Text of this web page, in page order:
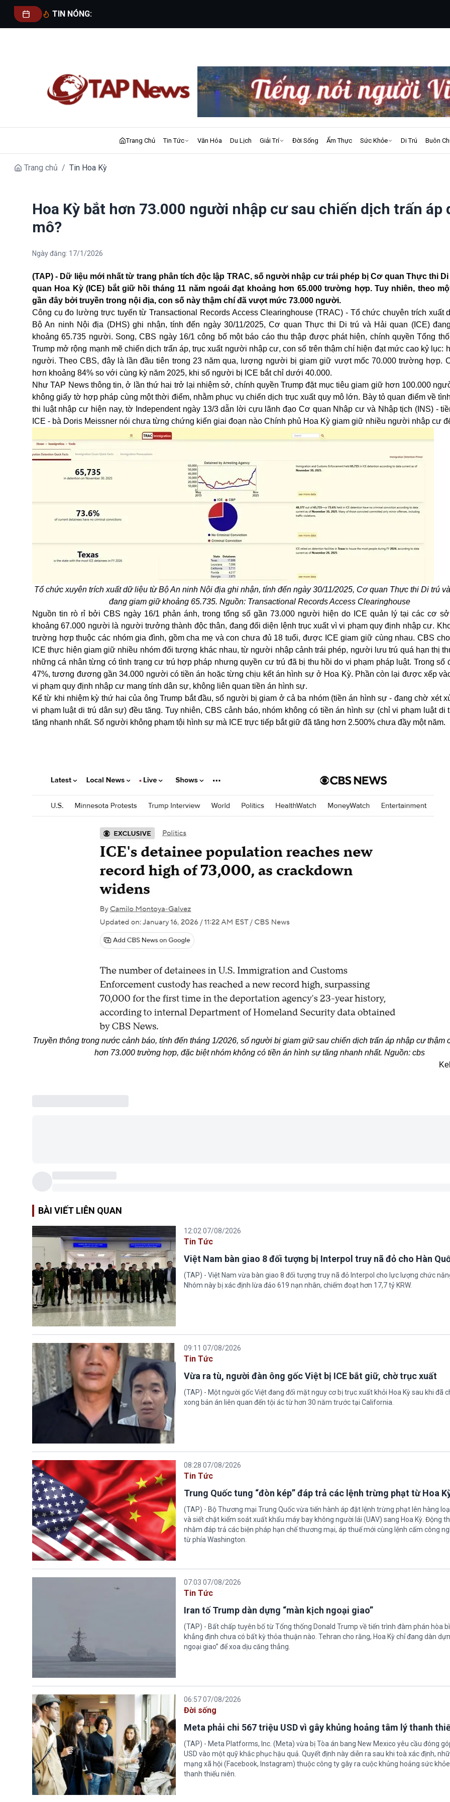
TIN NÓNG:
Trang Chủ Tin Tức Văn Hóa Du Lịch Giải Trí Đời Sống Ẩm Thực Sức Khỏe Di Trú Buôn
Trang chủ / Tin Hoa Kỳ
Hoa Kỳ bắt hơn 73.000 người nhập cư sau chiến dịch trấn áp
mô?
Ngày đăng: 17/1/2026
(TAP) - Dữ liệu mới nhất từ trang phân tích độc lập TRAC, số người nhập cư trái phép bị Cơ quan Thực thi Di
quan Hoa Kỳ (ICE) bắt giữ hồi tháng 11 năm ngoái đạt khoảng hơn 65.000 trường hợp. Tuy nhiên, theo
gần đây bởi truyền trong nội địa, con số này thậm chí đã vượt mức 73.000 người.
Công cụ đo lường trực tuyến từ Transactional Records Access Clearinghouse (TRAC) - Tổ chức chuyên trích xuất
Bộ An ninh Nội địa (DHS) ghi nhận, tính đến ngày 30/11/2025, Cơ quan Thực thi Di trú và Hải quan (ICE)
khoảng 65.735 người. Song, CBS ngày 16/1 công bố một báo cáo thu thập được phát hiện, chính quyền Tổng
Trump mở rộng mạnh mẽ chiến dịch trấn áp, trục xuất người nhập cư, con số trên thậm chí hiện đạt mức cao kỷ lục:
người. Theo CBS, đây là lần đầu tiên trong 23 năm qua, lượng người bị giam giữ vượt mốc 70.000 trường hợp.
hơn khoảng 84% so với cùng kỳ năm 2025, khi số người bị ICE bắt chỉ dưới 40.000.
Như TAP News thông tin, ở lần thứ hai trở lại nhiệm sở, chính quyền Trump đặt mục tiêu giam giữ hơn 100.000
không giấy tờ hợp pháp cùng một thời điểm, nhằm phục vụ chiến dịch trục xuất quy mô lớn. Bày tỏ quan điểm về
thi luật nhập cư hiện nay, tờ Independent ngày 13/3 dẫn lời cựu lãnh đạo Cơ quan Nhập cư và Nhập tịch (INS) -
ICE - bà Doris Meissner nói chưa từng chứng kiến giai đoạn nào Chính phủ Hoa Kỳ giam giữ nhiều người nhập cư
Tổ chức xuyên trích xuất dữ liệu từ Bộ An ninh Nội địa ghi nhận, tính đến ngày 30/11/2025, Cơ quan Thực thi Di trú
đang giam giữ khoảng 65.735. Nguồn: Transactional Records Access Clearinghouse
Nguồn tin rò rỉ bởi CBS ngày 16/1 phản ánh, trong tổng số gần 73.000 người hiện do ICE quản lý tại các cơ
khoảng 67.000 người là người trưởng thành độc thân, đang đối diện lệnh trục xuất vì vi phạm quy định nhập cư.
trường hợp thuộc các nhóm gia đình, gồm cha mẹ và con chưa đủ 18 tuổi, được ICE giam giữ cùng nhau. CBS
ICE thực hiện giam giữ nhiều nhóm đối tượng khác nhau, từ người nhập cảnh trái phép, người lưu trú quá hạn thị
những cá nhân từng có tình trạng cư trú hợp pháp nhưng quyền cư trú đã bị thu hồi do vi phạm pháp luật. Trong số
47%, tương đương gần 34.000 người có tiền án hoặc từng chịu kết án hình sự ở Hoa Kỳ. Phần còn lại được xếp
vi phạm quy định nhập cư mang tính dân sự, không liên quan tiền án hình sự.
Kể từ khi nhiệm kỳ thứ hai của ông Trump bắt đầu, số người bị giam ở cả ba nhóm (tiền án hình sự - đang chờ xét
vi phạm luật di trú dân sự) đều tăng. Tuy nhiên, CBS cảnh báo, nhóm không có tiền án hình sự (chỉ vi phạm luật di
tăng nhanh nhất. Số người không phạm tội hình sự mà ICE trực tiếp bắt giữ đã tăng hơn 2.500% chưa đầy một năm.
Truyền thông trong nước cảnh báo, tính đến tháng 1/2026, số người bị giam giữ sau chiến dịch trấn áp nhập cư thậm
hơn 73.000 trường hợp, đặc biệt nhóm không có tiền án hình sự tăng nhanh nhất. Nguồn: cbs
BÀI VIẾT LIÊN QUAN
12:02 07/08/2026
Tin Tức
Việt Nam bàn giao 8 đối tượng bị Interpol truy nã đỏ cho Hàn
(TAP) - Việt Nam vừa bàn giao 8 đối tượng truy nã đỏ Interpol cho lực lượng chức
Nhóm này bị xác định lừa đảo 619 nạn nhân, chiếm đoạt hơn 17,7 tỷ KRW.
09:11 07/08/2026
Tin Tức
Vừa ra tù, người đàn ông gốc Việt bị ICE bắt giữ, chờ trục xuất
(TAP) - Một người gốc Việt đang đối mặt nguy cơ bị trục xuất khỏi Hoa Kỳ sau khi đã
xong bản án liên quan đến tội ác từ hơn 30 năm trước tại California.
08:28 07/08/2026
Tin Tức
Trung Quốc tung “đòn kép” đáp trả các lệnh trừng phạt từ Hoa
(TAP) - Bộ Thương mại Trung Quốc vừa tiến hành áp đặt lệnh trừng phạt lên hàng
và siết chặt kiểm soát xuất khẩu máy bay không người lái (UAV) sang Hoa Kỳ. Động
nhằm đáp trả các biện pháp hạn chế thương mại, áp thuế mới cùng lệnh cấm công
từ phía Washington.
07:03 07/08/2026
Tin Tức
Iran tố Trump dàn dựng “màn kịch ngoại giao”
(TAP) - Bất chấp tuyên bố từ Tổng thống Donald Trump về tiến trình đàm phán hòa
khẳng định chưa có bất kỳ thỏa thuận nào. Tehran cho rằng, Hoa Kỳ chỉ đang dàn
ngoại giao” để xoa dịu căng thẳng.
06:57 07/08/2026
Đời sống
Meta phải chi 567 triệu USD vì gây khủng hoảng tâm lý thanh
(TAP) - Meta Platforms, Inc. (Meta) vừa bị Tòa án bang New Mexico yêu cầu đóng
USD vào một quỹ khắc phục hậu quả. Quyết định này diễn ra sau khi toà xác định,
mạng xã hội (Facebook, Instagram) thuộc công ty gây ra cuộc khủng hoảng sức
thanh thiếu niên.